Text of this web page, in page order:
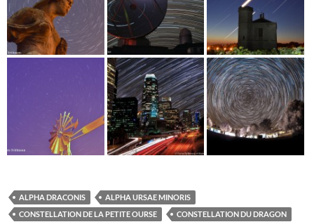
ALPHA DRACONIS
ALPHA URSAE MINORIS
CONSTELLATION DE LA PETITE OURSE
CONSTELLATION DU DRAGON